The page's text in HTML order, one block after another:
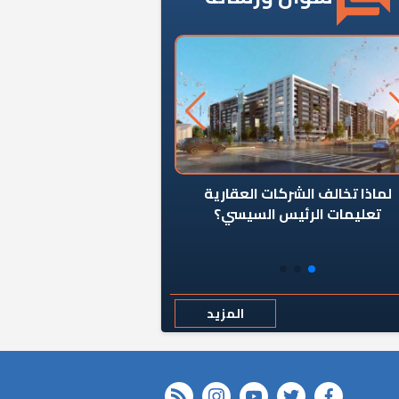
من يوقف سرطان الأبراج السكنية
المخالفة ياحكومة؟
المزيد